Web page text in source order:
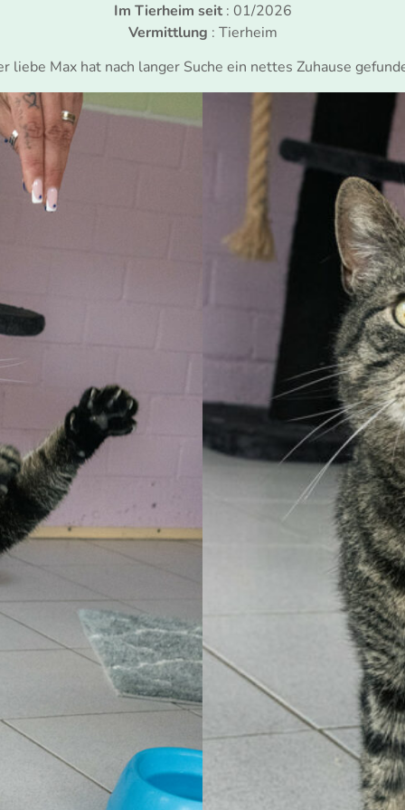
Im Tierheim seit: 01/2026
Vermittlung : Tierheim
liebe Max hat nach langer Suche ein nettes Zuhause